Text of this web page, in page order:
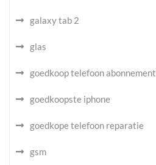
galaxy tab 2
glas
goedkoop telefoon abonnement
goedkoopste iphone
goedkope telefoon reparatie
gsm